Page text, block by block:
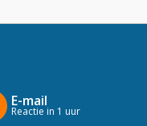
E-mail
Reactie in 1 uur